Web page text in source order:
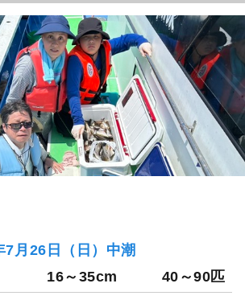
月26日（日）中潮
16～35cm 40～90匹